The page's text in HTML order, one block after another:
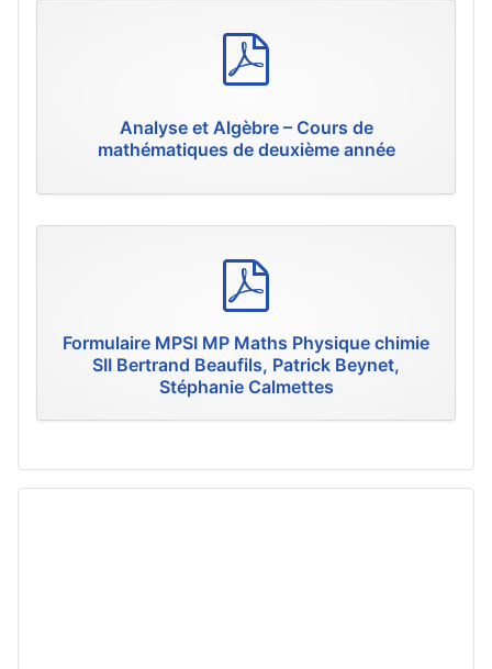
Analyse et Algèbre – Cours de
mathématiques de deuxième année
Formulaire MPSI MP Maths Physique chimie
SII Bertrand Beaufils, Patrick Beynet,
Stéphanie Calmettes